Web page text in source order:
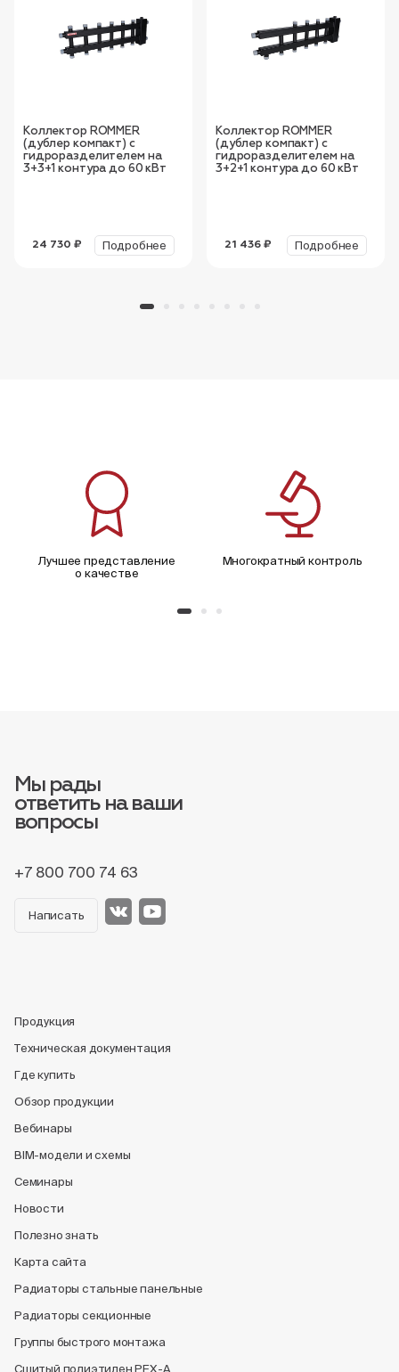
Коллектор ROMMER
(дублер компакт) с
гидроразделителем на
3+3+1 контура до 60 кВт
24 730 ₽ Подробнее
Коллектор ROMMER
(дублер компакт) с
гидроразделителем на
3+2+1 контура до 60 кВт
21 436 ₽ Подробнее
Лучшее представление
о качестве
Многократный контроль
Мы рады
ответить на ваши
вопросы
+7 800 700 74 63
Написать
Продукция
Техническая документация
Где купить
Обзор продукции
Вебинары
BIM-модели и схемы
Семинары
Новости
Полезно знать
Карта сайта
Радиаторы стальные панельные
Радиаторы секционные
Группы быстрого монтажа
Сшитый полиэтилен PEX-A